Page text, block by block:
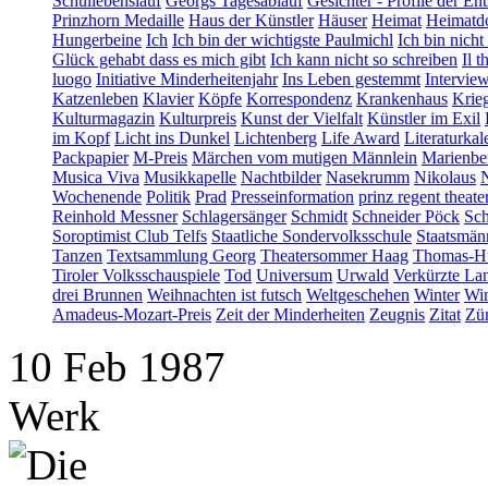
Prinzhorn Medaille Haus der Künstler Häuser Heimat
Hungerbeine Ich Ich bin der wichtigste Paulmichl Ich bin nicht
Glück gehabt dass es mich gibt Ich kann nicht so schreiben Il
luogo Initiative Minderheitenjahr Ins Leben gestemmt
Katzenleben Klavier Köpfe Korrespondenz Krankenhaus
Kulturmagazin Kulturpreis Kunst der Vielfalt Künstler im Exil
im Kopf Licht ins Dunkel Lichtenberg Life Award
Packpapier M-Preis Märchen vom mutigen Männlein
Musica Viva Musikkapelle Nachtbilder Nasekrumm Nikolaus
Wochenende Politik Prad Presseinformation prinz regent
Reinhold Messner Schlagersänger Schmidt Schneider Pöck
Soroptimist Club Telfs Staatliche Sondervolksschule
Tanzen Textsammlung Georg Theatersommer Haag Thomas-
Tiroler Volksschauspiele Tod Universum Urwald Verkürzte
drei Brunnen Weihnachten ist futsch Weltgeschehen Winter
Amadeus-Mozart-Preis Zeit der Minderheiten Zeugnis Zitat
10 Feb 1987
Werk